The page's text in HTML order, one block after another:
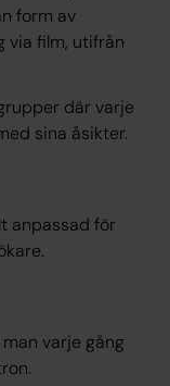
form av
via film, utifrån
där varje
sina åsikter.
anpassad för
varje gång